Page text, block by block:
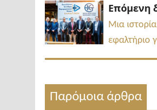
Επόμενη
Μια
εφαλτήριο
Παρόμοια άρθρα